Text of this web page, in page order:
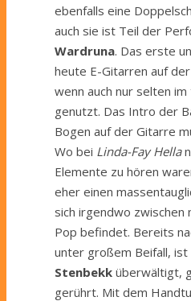
ebenfalls eine
auch sie ist Teil der
Wardruna. Das erste
heute E-Gitarren auf
wenn auch nur selten
genutzt. Das Intro der
Bogen auf der Gitarre
Wo bei Linda-Fay Hella
Elemente zu hören
eher einen
sich irgendwo zwischen
Pop befindet. Bereits
unter großem Beifall, ist
Stenbekk überwältigt,
gerührt. Mit dem